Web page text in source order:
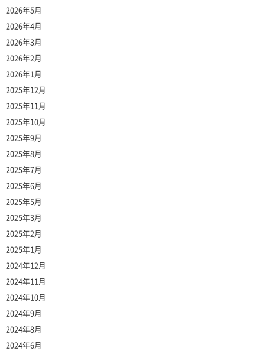
2026年5月
2026年4月
2026年3月
2026年2月
2026年1月
2025年12月
2025年11月
2025年10月
2025年9月
2025年8月
2025年7月
2025年6月
2025年5月
2025年3月
2025年2月
2025年1月
2024年12月
2024年11月
2024年10月
2024年9月
2024年8月
2024年6月